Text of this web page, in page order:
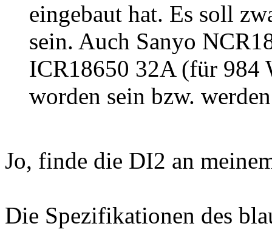
eingebaut hat. Es soll
sein. Auch Sanyo
ICR18650 32A (für 984
worden sein bzw.
Jo, finde die DI2 an
Die Spezifikationen des